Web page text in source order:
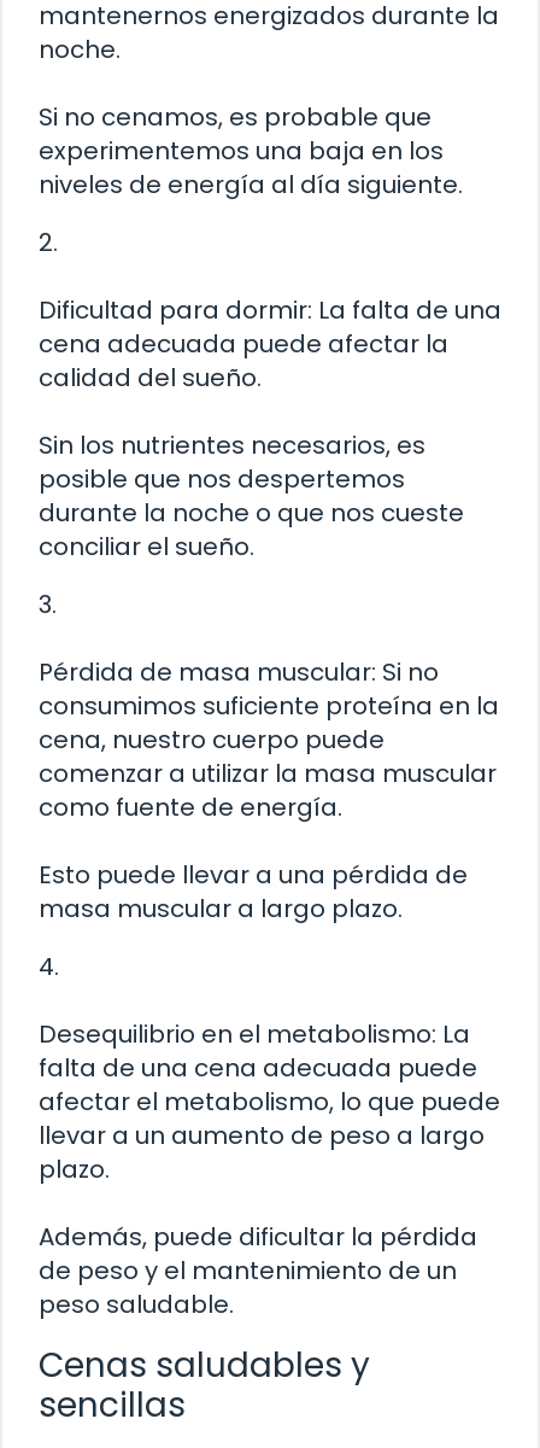
mantenernos energizados durante la
noche.
Si no cenamos, es probable que
experimentemos una baja en los
niveles de energía al día siguiente.
2.
Dificultad para dormir: La falta de una
cena adecuada puede afectar la
calidad del sueño.
Sin los nutrientes necesarios, es
posible que nos despertemos
durante la noche o que nos cueste
conciliar el sueño.
3.
Pérdida de masa muscular: Si no
consumimos suficiente proteína en la
cena, nuestro cuerpo puede
comenzar a utilizar la masa muscular
como fuente de energía.
Esto puede llevar a una pérdida de
masa muscular a largo plazo.
4.
Desequilibrio en el metabolismo: La
falta de una cena adecuada puede
afectar el metabolismo, lo que puede
llevar a un aumento de peso a largo
plazo.
Además, puede dificultar la pérdida
de peso y el mantenimiento de un
peso saludable.
Cenas saludables y
sencillas